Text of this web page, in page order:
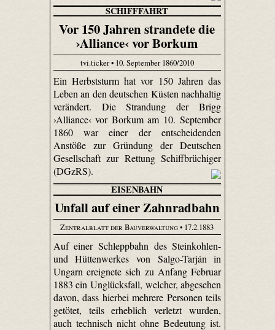
SCHIFFFAHRT
Vor 150 Jahren strandete die
›Alliance‹ vor Borkum
tvi.ticker • 10. September 1860/2010
Ein Herbststurm hat vor 150 Jahren das
Leben an den deutschen Küsten nachhaltig
verändert. Die Strandung der Brigg
›Alliance‹ vor Borkum am 10. September
1860 war einer der entscheidenden
Anstöße zur Gründung der Deutschen
Gesellschaft zur Rettung Schiffbrüchiger
(DGzRS).
EISENBAHN
Unfall auf einer Zahnradbahn
Zentralblatt der Bauverwaltung• 17.2.1883
Auf einer Schleppbahn des Steinkohlen-
und Hüttenwerkes von Salgo-Tarján in
Ungarn ereignete sich zu Anfang Februar
1883 ein Unglücksfall, welcher, abgesehen
davon, dass hierbei mehrere Personen teils
getötet, teils erheblich verletzt wurden,
auch technisch nicht ohne Bedeutung ist.